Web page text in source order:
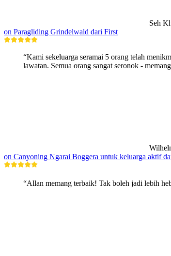
Seh
on Paragliding Grindelwald dari First
“Kami sekeluarga seramai 5 orang telah
lawatan. Semua orang sangat seronok -
on Canyoning Ngarai Boggera untuk keluarga aktif
“Allan memang terbaik! Tak boleh jadi lebih